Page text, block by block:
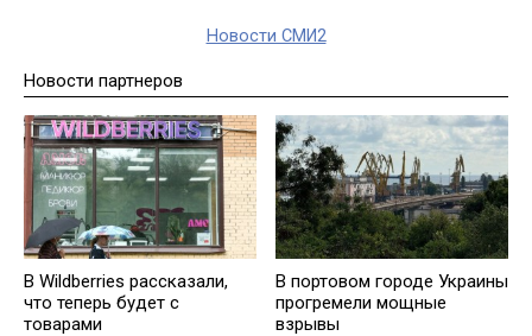
Новости СМИ2
Новости партнеров
В Wildberries рассказали,
что теперь будет с
товарами
В портовом городе Украины
прогремели мощные
взрывы